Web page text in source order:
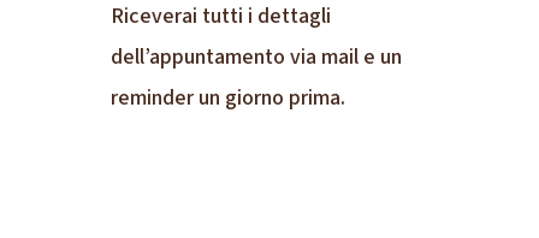
Riceverai tutti i dettagli
dell’appuntamento via mail e un
reminder un giorno prima.